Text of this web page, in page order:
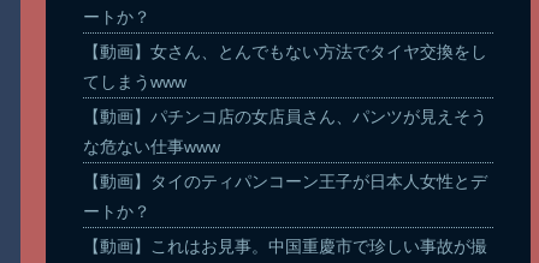
ートか？
【動画】女さん、とんでもない方法でタイヤ交換をし
てしまうwww
【動画】パチンコ店の女店員さん、パンツが見えそう
な危ない仕事www
【動画】タイのティパンコーン王子が日本人女性とデ
ートか？
【動画】これはお見事。中国重慶市で珍しい事故が撮